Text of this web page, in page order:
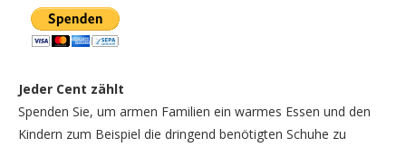
Jeder Cent zählt
Spenden Sie, um armen Familien ein warmes Essen und den
Kindern zum Beispiel die dringend benötigten Schuhe zu